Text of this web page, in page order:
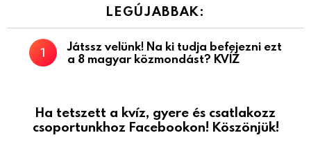
LEGÚJABBAK:
Játssz velünk! Na ki tudja befejezni ezt
a 8 magyar közmondást? KVÍZ
Ha tetszett a kvíz, gyere és csatlakozz
csoportunkhoz Facebookon! Köszönjük!